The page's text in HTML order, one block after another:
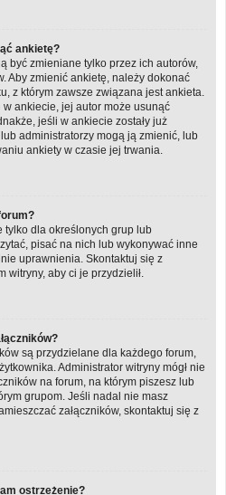
ankietę?
być zmieniane tylko przez ich autorów,
Aby zmienić ankietę, należy dokonać
z którym zawsze związana jest ankieta.
w ankiecie, jej autor może usunąć
jeśli w ankiecie zostały już
administratorzy mogą ją zmienić, lub
ankiety w czasie jej trwania.
tylko dla określonych grup lub
pisać na nich lub wykonywać inne
uprawnienia. Skontaktuj się z
aby ci je przydzielił.
są przydzielane dla każdego forum,
Administrator witryny mógł nie
na forum, na którym piszesz lub
grupom. Jeśli nadal nie masz
załączników, skontaktuj się z
ostrzeżenie?